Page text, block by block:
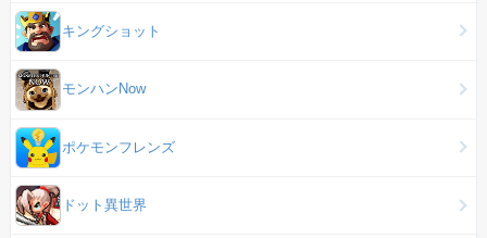
キングショット
モンハンNow
ポケモンフレンズ
ドット異世界